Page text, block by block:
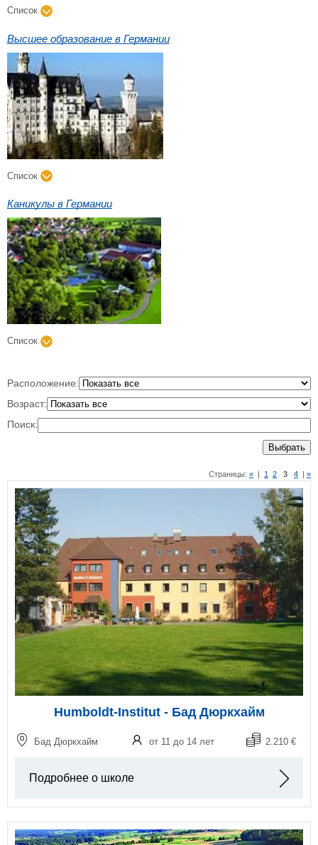
Список
Высшее образование в Германии
Список
Каникулы в Германии
Список
Расположение:
Возраст:
Поиск:
Выбрать
Страницы: « | 1 2 3 4 | »
Humboldt-Institut - Бад Дюркхайм
Бад Дюркхайм от 11 до 14 лет 2.210 €
Подробнее о школе